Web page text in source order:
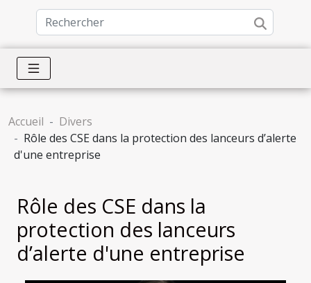
Accueil
Divers
Rôle des CSE dans la protection des lanceurs d’alerte
d'une entreprise
Rôle des CSE dans la
protection des lanceurs
d’alerte d'une entreprise